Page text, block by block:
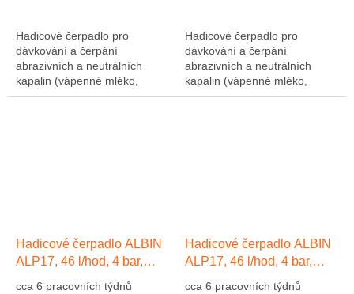
Hadicové čerpadlo pro
dávkování a čerpání
abrazivních a neutrálních
kapalin (vápenné mléko,
abrazivní kaly, atd....). Výkon
Hadicové čerpadlo pro
dávkování a čerpání
abrazivních a neutrálních
kapalin (vápenné mléko,
abrazivní kaly, atd....). Výkon
Hadicové čerpadlo ALBIN
ALP17, 46 l/hod, 4 bar,
cca 6 pracovních týdnů
Hadicové čerpadlo ALBIN
ALP17, 46 l/hod, 4 bar,
hadice Přírodní kaučuk NR
cca 6 pracovních týdnů